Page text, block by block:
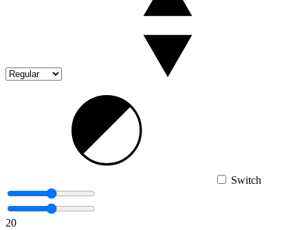
Switch
20